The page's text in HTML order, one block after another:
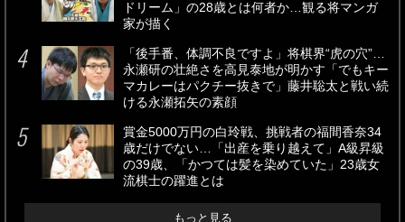
ドリーム」の28歳とは何者か…観る将マンガ
家が描く
「後手番、体調不良ですよ」将棋界“虎の穴”…
永瀬研の壮絶さを高見泰地が明かす「でもキー
マカレーはパクチー抜きで」藤井聡太と戦い続
ける永瀬拓矢の素顔
賞金5000万円の白玲戦、挑戦者の福間香奈34
歳だけでない…「出産を乗り越えて」A級昇級
の39歳、「かつては髪を染めていた」23歳女
流棋士の躍進とは
もっと見る